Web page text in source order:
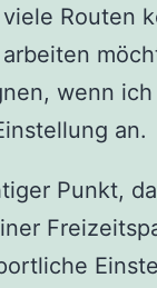
Routen
wenn
an.
Punkt,